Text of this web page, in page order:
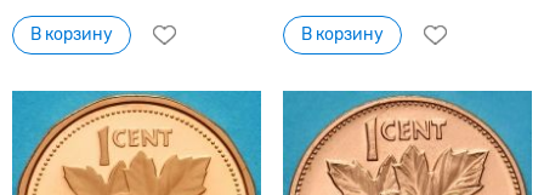
В корзину В корзину